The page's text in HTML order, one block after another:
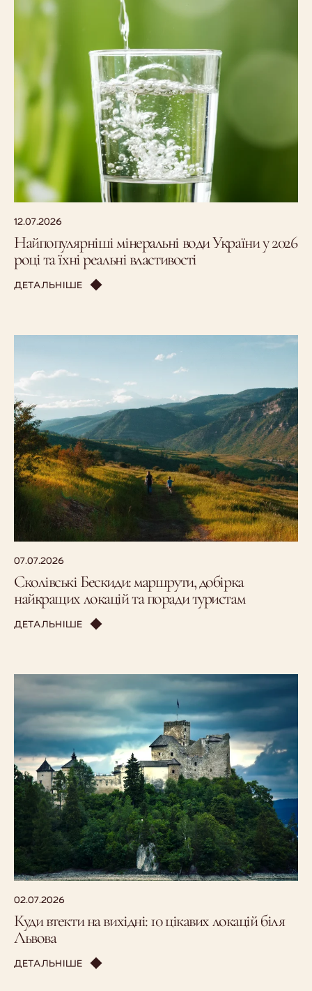
12.07.2026
Найпопулярніші мінеральні води України у 2026
році та їхні реальні властивості
ДЕТАЛЬНІШЕ
07.07.2026
Сколівські Бескиди: маршрути, добірка
найкращих локацій та поради туристам
ДЕТАЛЬНІШЕ
02.07.2026
Куди втекти на вихідні: 10 цікавих локацій біля
Львова
ДЕТАЛЬНІШЕ